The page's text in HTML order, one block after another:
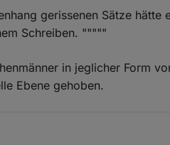
gerissenen Sätze hätte
Schreiben. """""
in jeglicher Form
Ebene gehoben.